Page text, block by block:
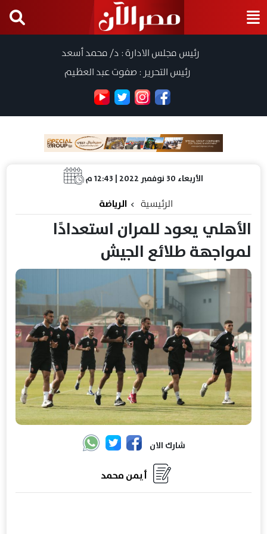
رئيس مجلس الادارة : د/ محمد أسعد
رئيس التحرير : صفوت عبد العظيم
الأربعاء 30 نوفمبر 2022 | 12:43 م
الرئيسية الرياضة
الأهلي يعود للمران استعدادًا
لمواجهة طلائع الجيش
شارك الان
أيمن محمد